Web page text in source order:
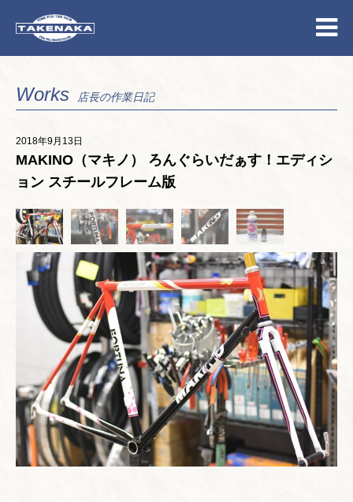
Works 店長の作業日記
2018年9月13日
MAKINO（マキノ） ろんぐらいだぁす！エディシ
ョン スチールフレーム版